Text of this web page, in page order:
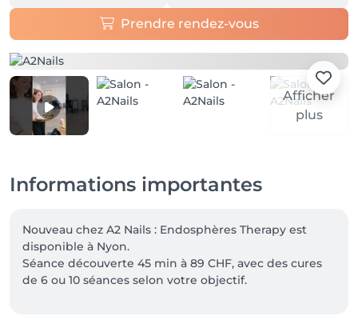
Prendre rendez-vous
Afficher
plus
Informations importantes
Nouveau chez A2 Nails : Endosphères Therapy est
disponible à Nyon.
Séance découverte 45 min à 89 CHF, avec des cures
de 6 ou 10 séances selon votre objectif.